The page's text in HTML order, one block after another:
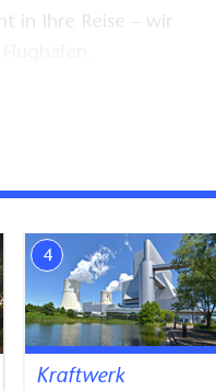
in Ihre Reise – wir
die Uhr zur Verfügung,
4
Kraftwerk